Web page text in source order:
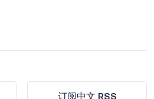
订阅中文 RSS